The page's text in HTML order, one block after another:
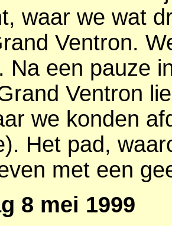
waar we wat
Ventron.
Na een pauze
Ventron
we konden
Het pad,
met een
8 mei 1999